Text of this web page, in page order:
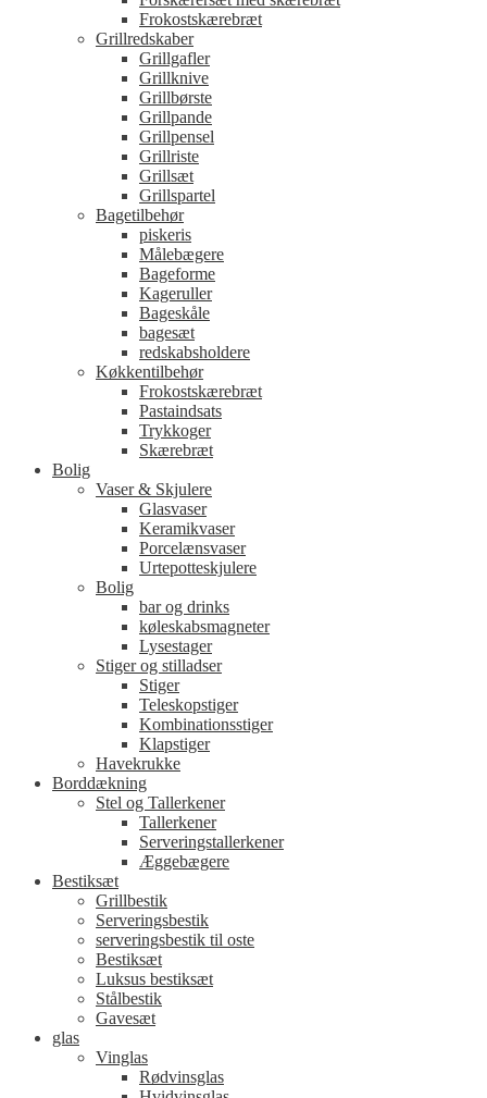
Frokostskærebræt
Grillredskaber
Grillgafler
Grillknive
Grillbørste
Grillpande
Grillpensel
Grillriste
Grillsæt
Grillspartel
Bagetilbehør
piskeris
Målebægere
Bageforme
Kageruller
Bageskåle
bagesæt
redskabsholdere
Køkkentilbehør
Frokostskærebræt
Pastaindsats
Trykkoger
Skærebræt
Bolig
Vaser & Skjulere
Glasvaser
Keramikvaser
Porcelænsvaser
Urtepotteskjulere
Bolig
bar og drinks
køleskabsmagneter
Lysestager
Stiger og stilladser
Stiger
Teleskopstiger
Kombinationsstiger
Klapstiger
Havekrukke
Borddækning
Stel og Tallerkener
Tallerkener
Serveringstallerkener
Æggebægere
Bestiksæt
Grillbestik
Serveringsbestik
serveringsbestik til oste
Bestiksæt
Luksus bestiksæt
Stålbestik
Gavesæt
glas
Vinglas
Rødvinsglas